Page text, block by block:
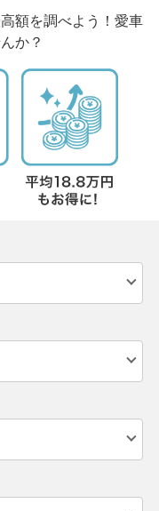
額を調べよう！愛車
か？